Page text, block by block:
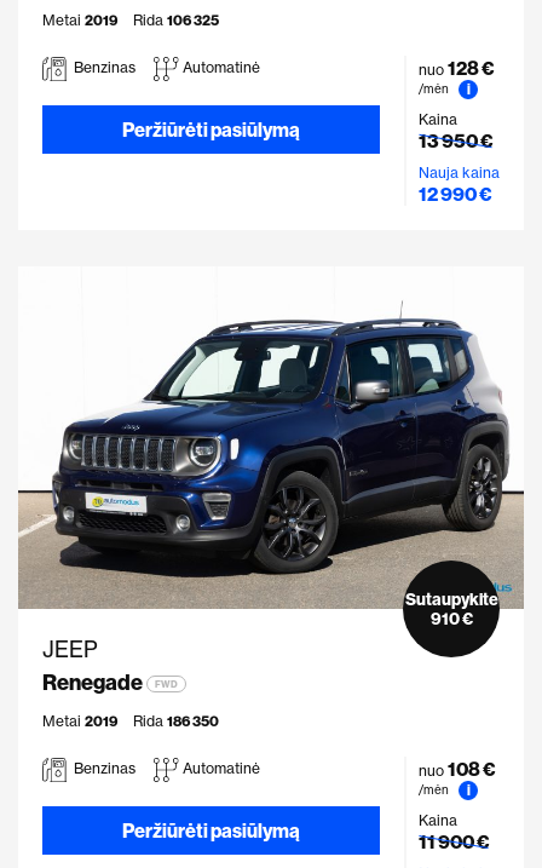
Metai 2019 Rida 106 325
Benzinas Automatinė
Peržiūrėti pasiūlymą
nuo 128 €
/mėn
i
Kaina
13 950 €
Nauja kaina
12 990 €
JEEP
Renegade
FWD
Metai 2019 Rida 186 350
Sutaupykite
910 €
Benzinas Automatinė
Peržiūrėti pasiūlymą
nuo 108 €
/mėn
i
Kaina
11 900 €